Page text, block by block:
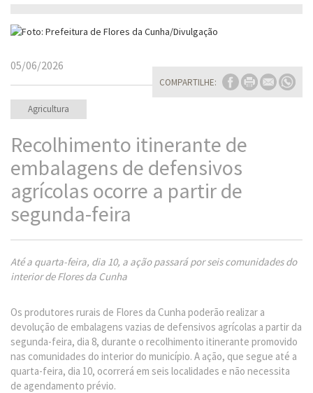
COMPARTILHE:
05/06/2026
Agricultura
Recolhimento itinerante de
embalagens de defensivos
agrícolas ocorre a partir de
segunda-feira
Até a quarta-feira, dia 10, a ação passará por seis comunidades do
interior de Flores da Cunha
Os produtores rurais de Flores da Cunha poderão realizar a
devolução de embalagens vazias de defensivos agrícolas a partir da
segunda-feira, dia 8, durante o recolhimento itinerante promovido
nas comunidades do interior do município. A ação, que segue até a
quarta-feira, dia 10, ocorrerá em seis localidades e não necessita
de agendamento prévio.